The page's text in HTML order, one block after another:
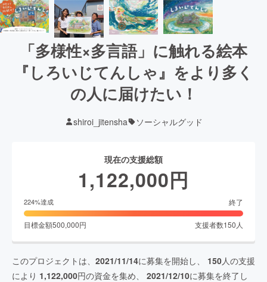
「多様性×多言語」に触れる絵本
『しろいじてんしゃ』をより多く
の人に届けたい！
shiroi_jitensha ソーシャルグッド
現在の支援総額
1,122,000円
224%達成 終了
目標金額500,000円 支援者数150 人
このプロジェクトは、 2021/11/14に募集を開始し、 150人の支援
により 1,122,000円の資金を集め、 2021/12/10に募集を終了し